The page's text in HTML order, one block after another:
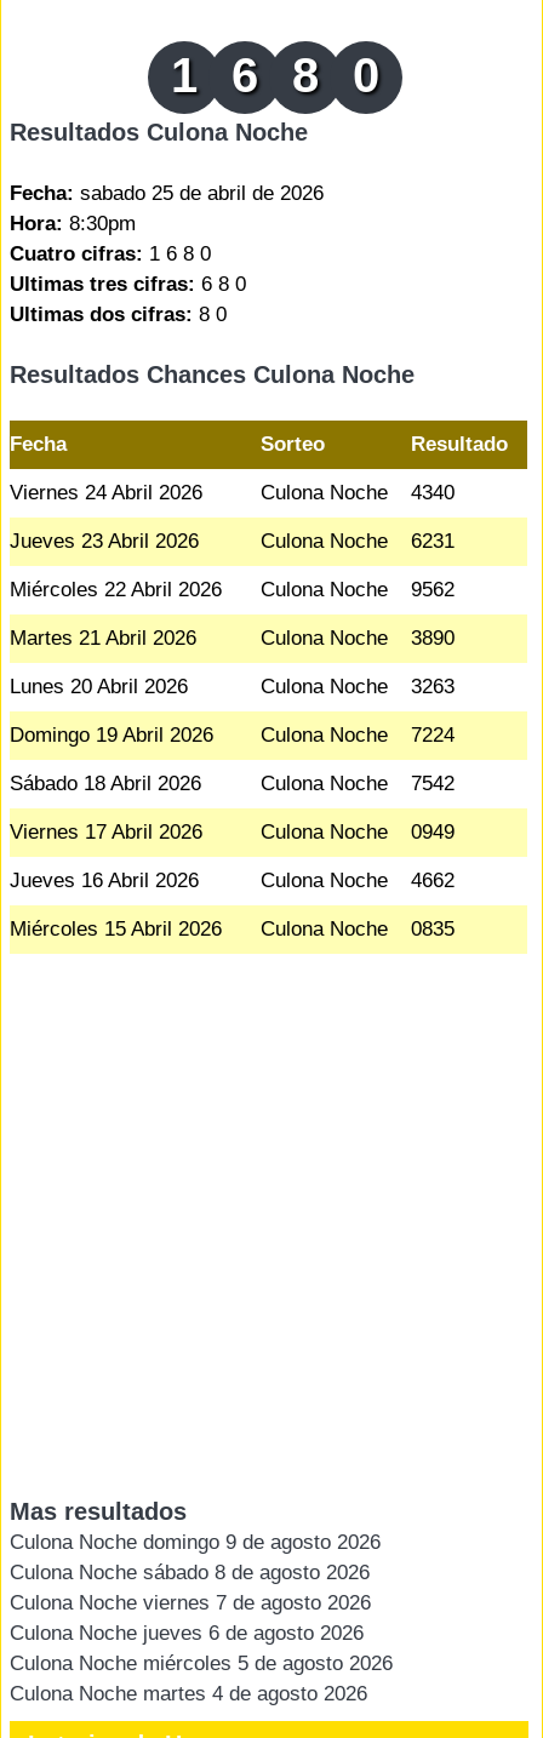
1 6 8 0
Resultados Culona Noche
Fecha: sabado 25 de abril de 2026
Hora: 8:30pm
Cuatro cifras: 1 6 8 0
Ultimas tres cifras: 6 8 0
Ultimas dos cifras: 8 0
Resultados Chances Culona Noche
Fecha Sorteo Resultado
Viernes 24 Abril 2026 Culona Noche 4340
Jueves 23 Abril 2026 Culona Noche 6231
Miércoles 22 Abril 2026 Culona Noche 9562
Martes 21 Abril 2026 Culona Noche 3890
Lunes 20 Abril 2026 Culona Noche 3263
Domingo 19 Abril 2026 Culona Noche 7224
Sábado 18 Abril 2026 Culona Noche 7542
Viernes 17 Abril 2026 Culona Noche 0949
Jueves 16 Abril 2026 Culona Noche 4662
Miércoles 15 Abril 2026 Culona Noche 0835
Mas resultados
Culona Noche domingo 9 de agosto 2026
Culona Noche sábado 8 de agosto 2026
Culona Noche viernes 7 de agosto 2026
Culona Noche jueves 6 de agosto 2026
Culona Noche miércoles 5 de agosto 2026
Culona Noche martes 4 de agosto 2026